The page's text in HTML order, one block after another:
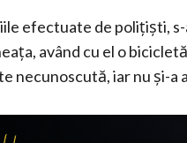
efectuate de polițiști,
având cu el o
necunoscută, iar nu și-